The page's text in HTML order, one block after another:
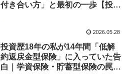
付き合い方」と最初の一歩【投資
2026.05.28
投資歴18年の私が14年間「低解
約返戻金型保険」に入っていた告
白｜学資保険・貯蓄型保険の罠